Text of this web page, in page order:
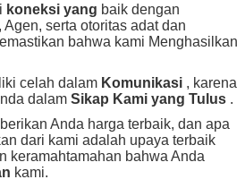
koneksi yang baik dengan
serta otoritas adat dan
bahwa kami Menghasilkan
celah dalam Komunikasi , karena
dalam Sikap Kami yang Tulus .
Anda harga terbaik, dan apa
dari kami adalah upaya terbaik
keramahtamahan bahwa Anda
kami.